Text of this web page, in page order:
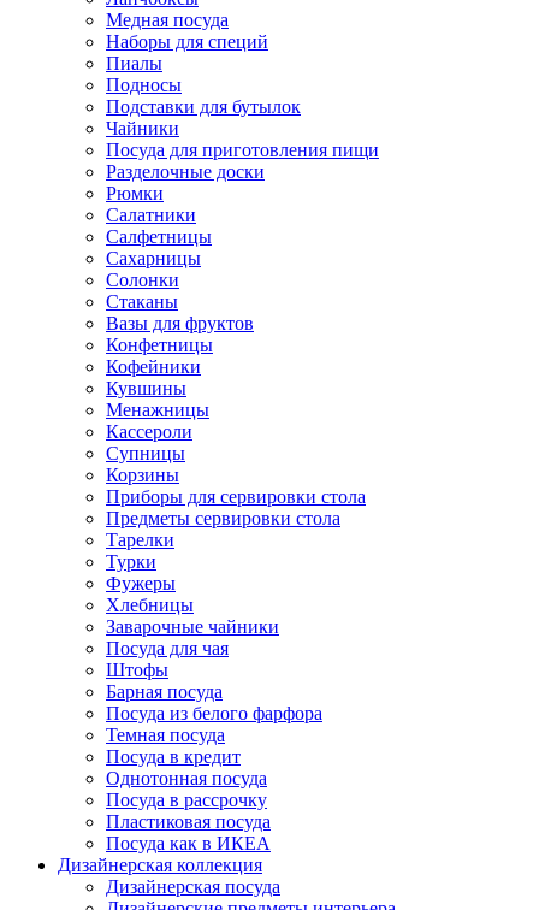
Медная посуда
Наборы для специй
Пиалы
Подносы
Подставки для бутылок
Чайники
Посуда для приготовления пищи
Разделочные доски
Рюмки
Салатники
Салфетницы
Сахарницы
Солонки
Стаканы
Вазы для фруктов
Конфетницы
Кофейники
Кувшины
Менажницы
Кассероли
Супницы
Корзины
Приборы для сервировки стола
Предметы сервировки стола
Тарелки
Турки
Фужеры
Хлебницы
Заварочные чайники
Посуда для чая
Штофы
Барная посуда
Посуда из белого фарфора
Темная посуда
Посуда в кредит
Однотонная посуда
Посуда в рассрочку
Пластиковая посуда
Посуда как в ИКЕА
Дизайнерская коллекция
Дизайнерская посуда